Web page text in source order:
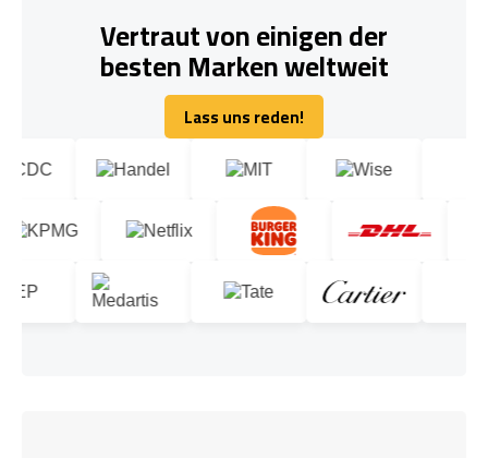
Vertraut von einigen der
besten Marken weltweit
Lass uns reden!
Lass uns reden!